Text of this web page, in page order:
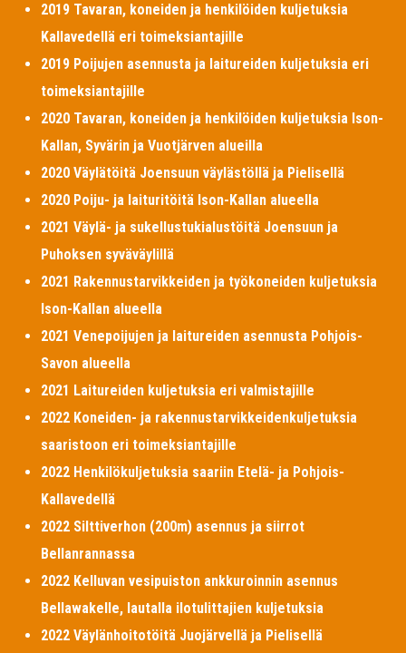
2019 Tavaran, koneiden ja henkilöiden kuljetuksia
Kallavedellä eri toimeksiantajille
2019 Poijujen asennusta ja laitureiden kuljetuksia eri
toimeksiantajille
2020 Tavaran, koneiden ja henkilöiden kuljetuksia Ison-
Kallan, Syvärin ja Vuotjärven alueilla
2020 Väylätöitä Joensuun väylästöllä ja Pielisellä
2020 Poiju- ja laituritöitä Ison-Kallan alueella
2021 Väylä- ja sukellustukialustöitä Joensuun ja
Puhoksen syväväylillä
2021 Rakennustarvikkeiden ja työkoneiden kuljetuksia
Ison-Kallan alueella
2021 Venepoijujen ja laitureiden asennusta Pohjois-
Savon alueella
2021 Laitureiden kuljetuksia eri valmistajille
2022 Koneiden- ja rakennustarvikkeidenkuljetuksia
saaristoon eri toimeksiantajille
2022 Henkilökuljetuksia saariin Etelä- ja Pohjois-
Kallavedellä
2022 Silttiverhon (200m) asennus ja siirrot
Bellanrannassa
2022 Kelluvan vesipuiston ankkuroinnin asennus
Bellawakelle, lautalla ilotulittajien kuljetuksia
2022 Väylänhoitotöitä Juojärvellä ja Pielisellä